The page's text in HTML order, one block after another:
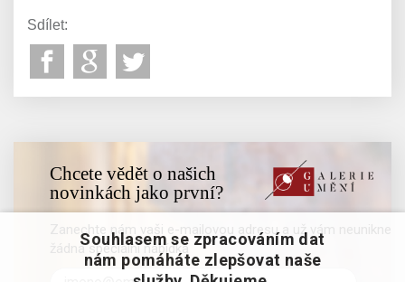
Sdílet:
Chcete vědět o našich
novinkách jako první?
Zanechte nám vaši e-mailovou adresu a už vám neunikne
žádná speciální nabídka
Souhlasem se zpracováním dat
nám pomáháte zlepšovat naše